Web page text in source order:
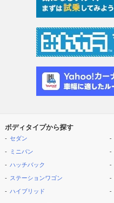
ボディタイプから探す
セダン
ミニバン
ハッチバック
ステーションワゴン
ハイブリッド